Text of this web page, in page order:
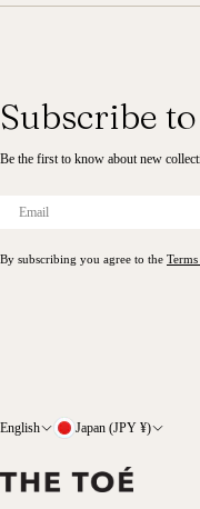
Subscribe
Be the first to know about new
Email
By subscribing you agree to the
L
a
English
C
o
Japan (JPY ¥)